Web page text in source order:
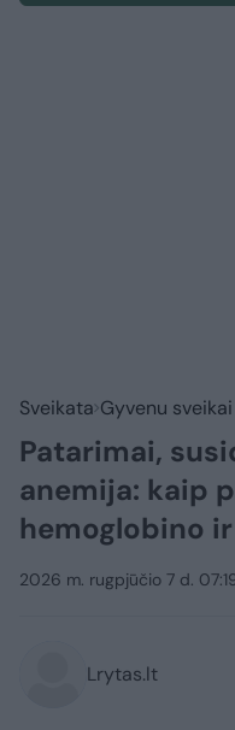
Sveikata Gyvenu sveikai
Patarimai,
anemija: kaip
hemoglobino
2026 m. rugpjūčio 7 d.
Lrytas.lt